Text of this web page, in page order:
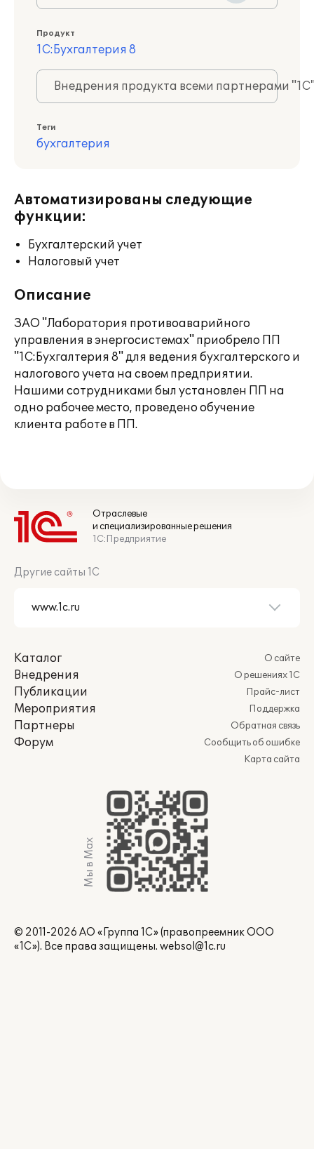
Продукт
1С:Бухгалтерия 8
Внедрения продукта всеми партнерами
Теги
бухгалтерия
Автоматизированы следующие
функции:
Бухгалтерский учет
Налоговый учет
Описание
ЗАО "Лаборатория противоаварийного
управления в энергосистемах" приобрело ПП
"1С:Бухгалтерия 8" для ведения бухгалтерского и
налогового учета на своем предприятии.
Нашими сотрудниками был установлен ПП на
одно рабочее место, проведено обучение
клиента работе в ПП.
Отраслевые
и специализированные решения
1С:Предприятие
Другие сайты 1С
Каталог
Внедрения
Публикации
Мероприятия
Партнеры
Форум
О сайте
О решениях 1С
Прайс-лист
Поддержка
Обратная связь
Сообщить об ошибке
Карта сайта
Мы в Max
© 2011-2026 АО «Группа 1С» (правопреемник ООО
«1С»). Все права защищены. websol@1c.ru